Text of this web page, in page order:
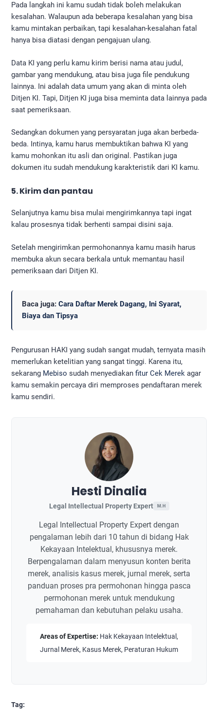
Pada langkah ini kamu sudah tidak boleh melakukan
kesalahan. Walaupun ada beberapa kesalahan yang bisa
kamu mintakan perbaikan, tapi kesalahan-kesalahan fatal
hanya bisa diatasi dengan pengajuan ulang.
Data KI yang perlu kamu kirim berisi nama atau judul,
gambar yang mendukung, atau bisa juga file pendukung
lainnya. Ini adalah data umum yang akan di minta oleh
Ditjen KI. Tapi, Ditjen KI juga bisa meminta data lainnya pada
saat pemeriksaan.
Sedangkan dokumen yang persyaratan juga akan berbeda-
beda. Intinya, kamu harus membuktikan bahwa KI yang
kamu mohonkan itu asli dan original. Pastikan juga
dokumen itu sudah mendukung karakteristik dari KI kamu.
5. Kirim dan pantau
Selanjutnya kamu bisa mulai mengirimkannya tapi ingat
kalau prosesnya tidak berhenti sampai disini saja.
Setelah mengirimkan permohonannya kamu masih harus
membuka akun secara berkala untuk memantau hasil
pemeriksaan dari Ditjen KI.
Baca juga: Cara Daftar Merek Dagang, Ini Syarat,
Biaya dan Tipsya
Pengurusan HAKI yang sudah sangat mudah, ternyata masih
memerlukan ketelitian yang sangat tinggi. Karena itu,
sekarang Mebiso sudah menyediakan fitur Cek Merek agar
kamu semakin percaya diri memproses pendaftaran merek
kamu sendiri.
Hesti Dinalia
Legal Intellectual Property Expert M.H
Legal Intellectual Property Expert dengan
pengalaman lebih dari 10 tahun di bidang Hak
Kekayaan Intelektual, khususnya merek.
Berpengalaman dalam menyusun konten berita
merek, analisis kasus merek, jurnal merek, serta
panduan proses pra permohonan hingga pasca
permohonan merek untuk mendukung
pemahaman dan kebutuhan pelaku usaha.
Areas of Expertise: Hak Kekayaan Intelektual,
Jurnal Merek, Kasus Merek, Peraturan Hukum
Tag: